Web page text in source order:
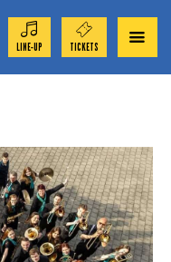
LINE-UP TICKETS